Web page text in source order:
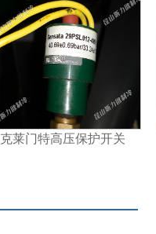
克莱门特高压保护开关